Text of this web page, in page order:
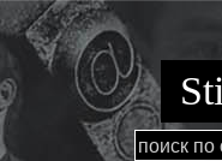
Перейти
к
основному
содержанию